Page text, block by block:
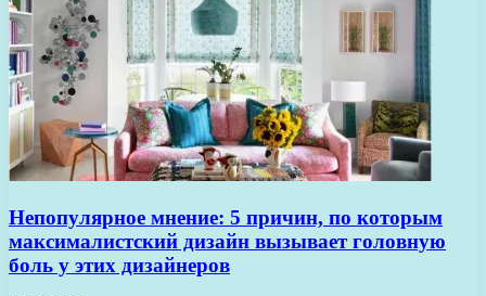
Непопулярное мнение: 5 причин, по которым
максималистский дизайн вызывает головную
боль у этих дизайнеров